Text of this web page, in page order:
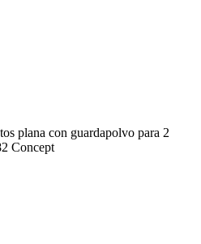
plana con guardapolvo para 2
Concept